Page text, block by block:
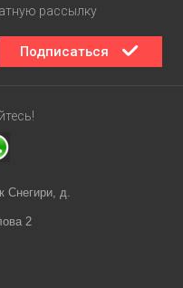
рассылку
Подписаться
Снегири, д.
2